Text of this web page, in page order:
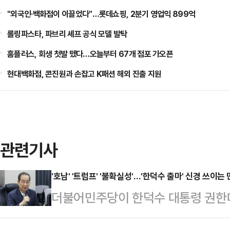
"외국인·백화점이 이끌었다"…롯데쇼핑, 2분기 영업익 899억
롤링파스타, 파브리 셰프 공식 모델 발탁
홈플러스, 회생 첫발 뗐다…오늘부터 67개 점포 가오픈
현대백화점, 콘진원과 손잡고 K패션 해외 진출 지원
관련기사
'호남' '트럼프' '불확실성'…'한덕수 출마' 신경 쓰이는
더불어민주당이 한덕수 대통령 권
일 민감하게 반응하고 있다. 현재 '